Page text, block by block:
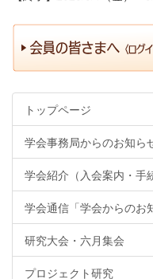
トップページ
学会事務局からのお知ら
学会紹介（入会案内・手
学会通信「学会からのお
研究大会・六月集会
プロジェクト研究